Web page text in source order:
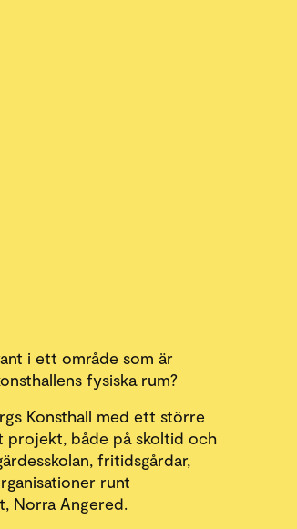
i ett område som är
fysiska rum?
Konsthall med ett större
projekt, både på skoltid och
fritidsgårdar,
runt
Norra Angered.